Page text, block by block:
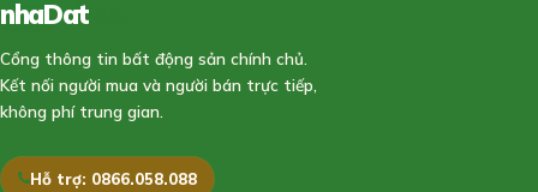
nhaDat
Cổng thông tin bất động sản chính chủ.
Kết nối người mua và người bán trực tiếp,
không phí trung gian.
Hỗ trợ: 0866.058.088